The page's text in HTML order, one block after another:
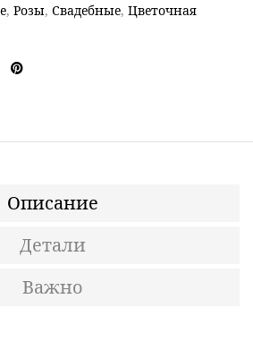
, Розы, Свадебные, Цветочная
Описание
Детали
Важно